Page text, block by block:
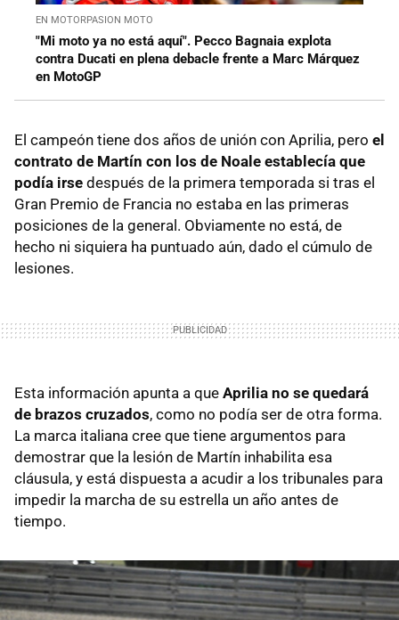
EN MOTORPASION MOTO
"Mi moto ya no está aquí". Pecco Bagnaia explota
contra Ducati en plena debacle frente a Marc Márquez
en MotoGP
El campeón tiene dos años de unión con Aprilia, pero el
contrato de Martín con los de Noale establecía que
podía irse después de la primera temporada si tras el
Gran Premio de Francia no estaba en las primeras
posiciones de la general. Obviamente no está, de
hecho ni siquiera ha puntuado aún, dado el cúmulo de
lesiones.
Esta información apunta a que Aprilia no se quedará
de brazos cruzados, como no podía ser de otra forma.
La marca italiana cree que tiene argumentos para
demostrar que la lesión de Martín inhabilita esa
cláusula, y está dispuesta a acudir a los tribunales para
impedir la marcha de su estrella un año antes de
tiempo.